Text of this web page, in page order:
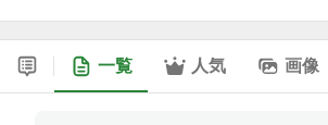
一覧 人気 画像